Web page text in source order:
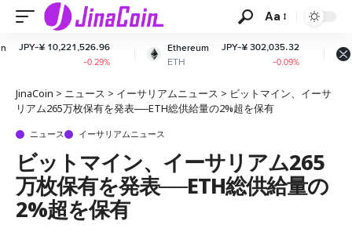
Aa
Ethereum
ETH
JPY-¥ 302,035.32
XRP
XRP
JPY-¥
-
JinaCoin > ニュース > イーサリアムニュース > ビットマイン、イーサ
リアム265万枚保有を発表──ETH総供給量の2%超を保有
ニュース イーサリアムニュース
ビットマイン、イーサリアム265
万枚保有を発表──ETH総供給量の
2%超を保有